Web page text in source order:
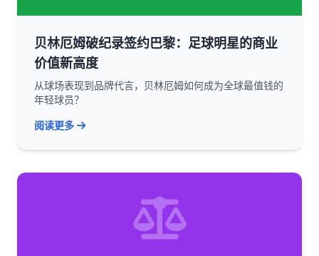
贝林厄姆破纪录签约巴黎：足球明星的商业
价值新高度
从球场表现到品牌代言，贝林厄姆如何成为全球最值钱的
年轻球员？
阅读更多